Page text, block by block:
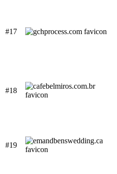
#17
#18
#19